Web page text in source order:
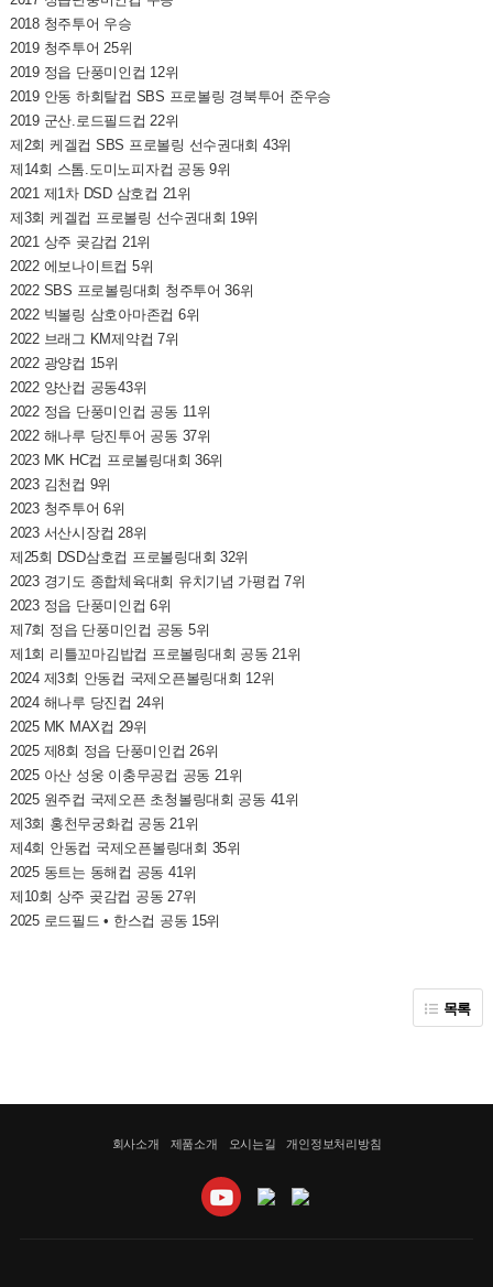
2018 청주투어 우승
2019 청주투어 25위
2019 정읍 단풍미인컵 12위
2019 안동 하회탈컵 SBS 프로볼링 경북투어 준우승
2019 군산.로드필드컵 22위
제2회 케겔컵 SBS 프로볼링 선수권대회 43위
제14회 스톰.도미노피자컵 공동 9위
2021 제1차 DSD 삼호컵 21위
제3회 케겔컵 프로볼링 선수권대회 19위
2021 상주 곶감컵 21위
2022 에보나이트컵 5위
2022 SBS 프로볼링대회 청주투어 36위
2022 빅볼링 삼호아마존컵 6위
2022 브래그 KM제약컵 7위
2022 광양컵 15위
2022 양산컵 공동43위
2022 정읍 단풍미인컵 공동 11위
2022 해나루 당진투어 공동 37위
2023 MK HC컵 프로볼링대회 36위
2023 김천컵 9위
2023 청주투어 6위
2023 서산시장컵 28위
제25회 DSD삼호컵 프로볼링대회 32위
2023 경기도 종합체육대회 유치기념 가평컵 7위
2023 정읍 단풍미인컵 6위
제7회 정읍 단풍미인컵 공동 5위
제1회 리틀꼬마김밥컵 프로볼링대회 공동 21위
2024 제3회 안동컵 국제오픈볼링대회 12위
2024 해나루 당진컵 24위
2025 MK MAX컵 29위
2025 제8회 정읍 단풍미인컵 26위
2025 아산 성웅 이충무공컵 공동 21위
2025 원주컵 국제오픈 초청볼링대회 공동 41위
제3회 홍천무궁화컵 공동 21위
제4회 안동컵 국제오픈볼링대회 35위
2025 동트는 동해컵 공동 41위
제10회 상주 곶감컵 공동 27위
2025 로드필드 • 한스컵 공동 15위
목록
회사소개 제품소개 오시는길 개인정보처리방침